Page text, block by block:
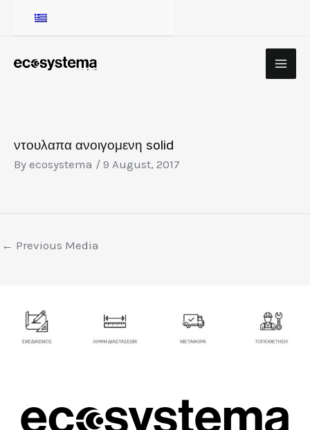
ντουλαπα ανοιγομενη solid
By ecosystema / 9 August, 2017
← Previous Media